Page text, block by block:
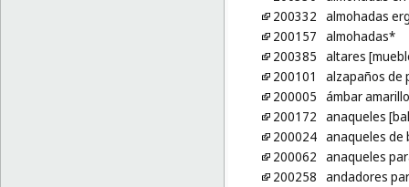
200332 almohadas
200157 almohadas*
200385 altares
200101
alzapaños de
200005 ámbar amarillo
200172 anaqueles
200024 anaqueles de
200062 anaqueles
200258 andadores